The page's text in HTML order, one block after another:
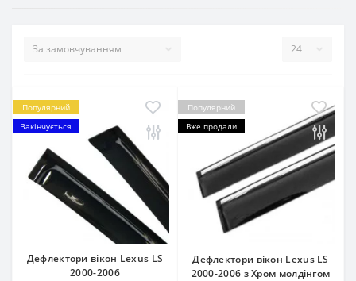
Популярний
Закінчується
Дефлектори вікон Lexus LS
2000-2006
Популярний
Вже продали
Дефлектори вікон Lexus LS
2000-2006 з Хром молдінгом